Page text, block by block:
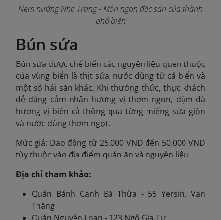
Nem nướng Nha Trang - Món ngon đặc sản của thành
phố biển
Bún sứa
Bún sứa được chế biến các nguyên liệu quen thuộc
của vùng biển là thịt sứa, nước dùng từ cá biển và
một số hải sản khác. Khi thưởng thức, thực khách
dễ dàng cảm nhận hương vị thơm ngon, đậm đà
hương vị biển cả thông qua từng miếng sứa giòn
và nước dùng thơm ngọt.
Mức giá: Dao động từ 25.000 VND đến 50.000 VND
tùy thuộc vào địa điểm quán ăn và nguyên liệu.
Địa chỉ tham khảo:
Quán Bánh Canh Bà Thừa - 55 Yersin, Vạn
Thắng
Quán Nguyên Loan - 123 Ngô Gia Tự